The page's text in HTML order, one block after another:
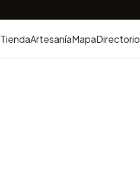
TiendaArtesaníaMapaDirectorio